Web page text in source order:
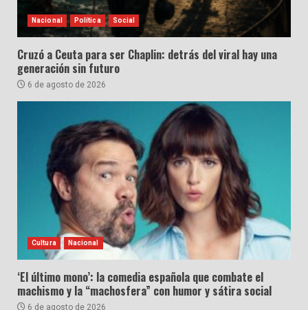
Nacional Política Social
Cruzó a Ceuta para ser Chaplin: detrás del viral hay una
generación sin futuro
6 de agosto de 2026
Cultura Nacional
‘El último mono’: la comedia española que combate el
machismo y la “machosfera” con humor y sátira social
6 de agosto de 2026